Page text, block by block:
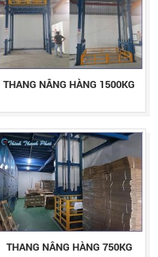
THANG NÂNG HÀNG 1500KG
THANG NÂNG HÀNG 750KG